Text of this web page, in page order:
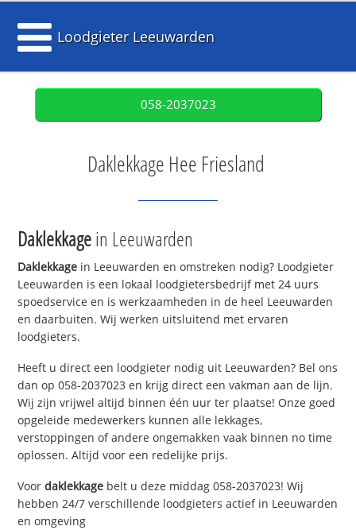
Loodgieter Leeuwarden
058-2037023
Daklekkage Hee Friesland
Daklekkagein Leeuwarden
Daklekkage in Leeuwarden en omstreken nodig? Loodgieter
Leeuwarden is een lokaal loodgietersbedrijf met 24 uurs
spoedservice en is werkzaamheden in de heel Leeuwarden
en daarbuiten. Wij werken uitsluitend met ervaren
loodgieters.
Heeft u direct een loodgieter nodig uit Leeuwarden? Bel ons
dan op 058-2037023 en krijg direct een vakman aan de lijn.
Wij zijn vrijwel altijd binnen één uur ter plaatse! Onze goed
opgeleide medewerkers kunnen alle lekkages,
verstoppingen of andere ongemakken vaak binnen no time
oplossen. Altijd voor een redelijke prijs.
Voordaklekkage belt u deze middag 058-2037023! Wij
hebben 24/7 verschillende loodgieters actief in Leeuwarden
en omgeving